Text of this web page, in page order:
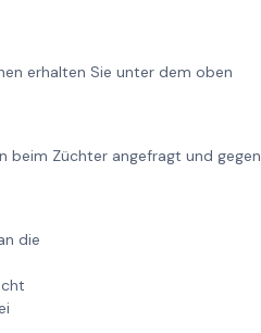
erhalten Sie unter dem oben
beim Züchter angefragt und gegen
die